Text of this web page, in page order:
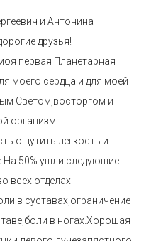
и Антонина
друзья!
первая Планетарная
моего сердца и для моей
Светом,восторгом и
организм.
ощутить легкость и
50% ушли следующие
всех отделах
в суставах,ограничение
в ногах.Хорошая